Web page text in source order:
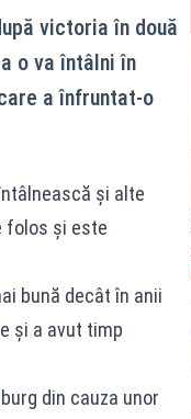
victoria în două
o va întâlni în
a înfruntat-o
și alte
folos și este
bună decât în anii
și a avut timp
din cauza unor